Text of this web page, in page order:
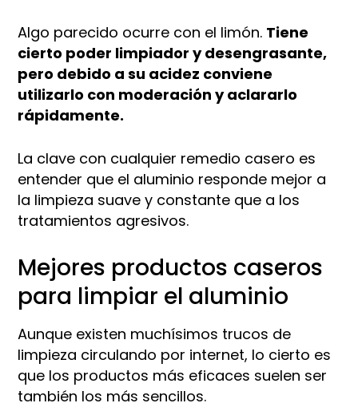
Algo parecido ocurre con el limón. Tiene
cierto poder limpiador y desengrasante,
pero debido a su acidez conviene
utilizarlo con moderación y aclararlo
rápidamente.
La clave con cualquier remedio casero es
entender que el aluminio responde mejor a
la limpieza suave y constante que a los
tratamientos agresivos.
Mejores productos caseros
para limpiar el aluminio
Aunque existen muchísimos trucos de
limpieza circulando por internet, lo cierto es
que los productos más eficaces suelen ser
también los más sencillos.